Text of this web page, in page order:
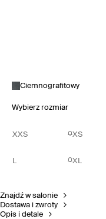
Ciemnografitowy
Wybierz rozmiar
XXS XS
L XL
Znajdź w salonie
Dostawa i zwroty
Opis i detale